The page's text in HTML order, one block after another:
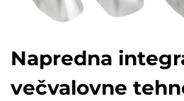
Napredna
večvalovne